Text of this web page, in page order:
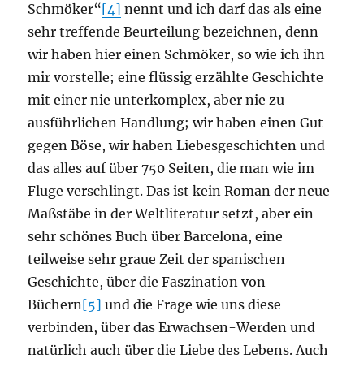
Schmöker“[4] nennt und ich darf das als eine
sehr treffende Beurteilung bezeichnen, denn
wir haben hier einen Schmöker, so wie ich ihn
mir vorstelle; eine flüssig erzählte Geschichte
mit einer nie unterkomplex, aber nie zu
ausführlichen Handlung; wir haben einen Gut
gegen Böse, wir haben Liebesgeschichten und
das alles auf über 750 Seiten, die man wie im
Fluge verschlingt. Das ist kein Roman der neue
Maßstäbe in der Weltliteratur setzt, aber ein
sehr schönes Buch über Barcelona, eine
teilweise sehr graue Zeit der spanischen
Geschichte, über die Faszination von
Büchern[5] und die Frage wie uns diese
verbinden, über das Erwachsen-Werden und
natürlich auch über die Liebe des Lebens. Auch